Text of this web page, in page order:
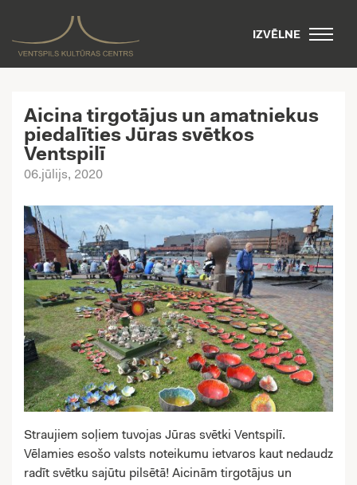
IZVĒLNE
Aicina tirgotājus un amatniekus
piedalīties Jūras svētkos
Ventspilī
06.jūlijs, 2020
Straujiem soļiem tuvojas Jūras svētki Ventspilī.
Vēlamies esošo valsts noteikumu ietvaros kaut nedaudz
radīt svētku sajūtu pilsētā! Aicinām tirgotājus un